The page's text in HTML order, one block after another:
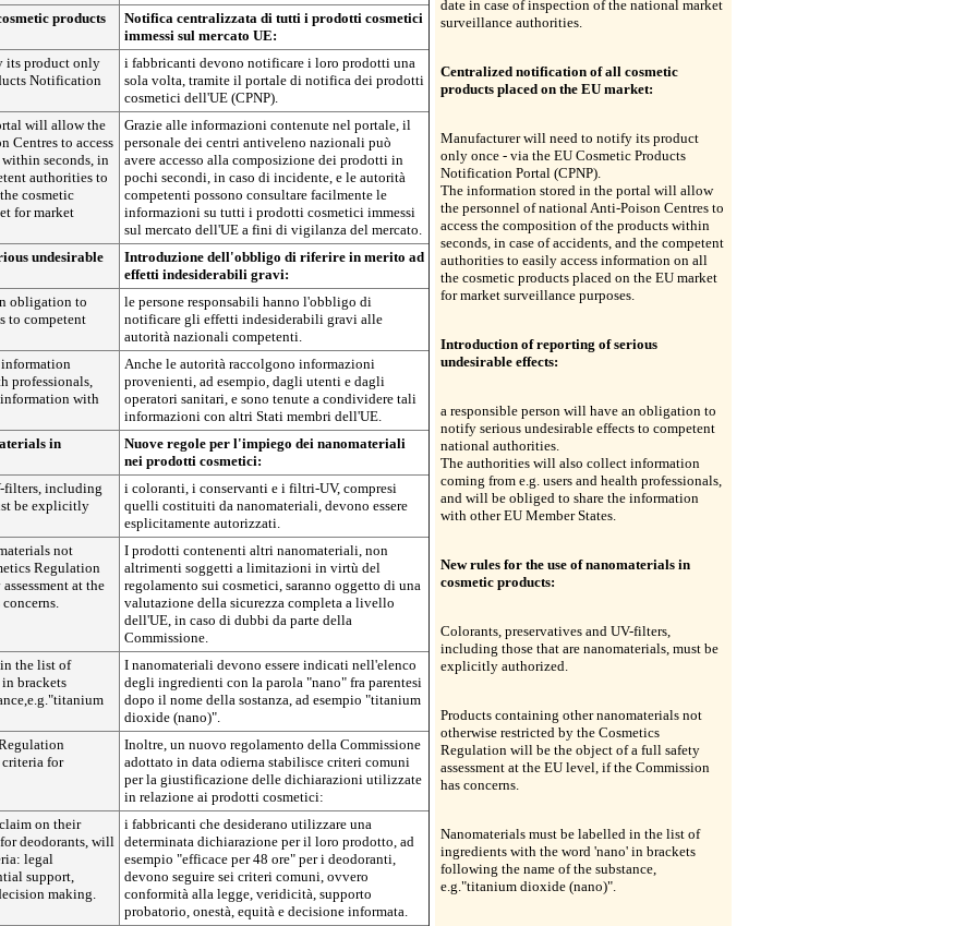
products
Notifica centralizzata di tutti i prodotti cosmetici
immessi sul mercato UE:
its product only
Notification
i fabbricanti devono notificare i loro prodotti una
sola volta, tramite il portale di notifica dei prodotti
cosmetici dell'UE (CPNP).
will allow the
Centres to access
seconds, in
authorities to
cosmetic
for market
Grazie alle informazioni contenute nel portale, il
personale dei centri antiveleno nazionali può
avere accesso alla composizione dei prodotti in
pochi secondi, in caso di incidente, e le autorità
competenti possono consultare facilmente le
informazioni su tutti i prodotti cosmetici immessi
sul mercato dell'UE a fini di vigilanza del mercato.
undesirable
Introduzione dell'obbligo di riferire in merito ad
effetti indesiderabili gravi:
obligation to
to competent
le persone responsabili hanno l'obbligo di
notificare gli effetti indesiderabili gravi alle
autorità nazionali competenti.
professionals,
with
Anche le autorità raccolgono informazioni
provenienti, ad esempio, dagli utenti e dagli
operatori sanitari, e sono tenute a condividere tali
informazioni con altri Stati membri dell'UE.
in
Nuove regole per l'impiego dei nanomateriali
nei prodotti cosmetici:
filters, including
be explicitly
i coloranti, i conservanti e i filtri-UV, compresi
quelli costituiti da nanomateriali, devono essere
esplicitamente autorizzati.
not
Regulation
at the
I prodotti contenenti altri nanomateriali, non
altrimenti soggetti a limitazioni in virtù del
regolamento sui cosmetici, saranno oggetto di una
valutazione della sicurezza completa a livello
dell'UE, in caso di dubbi da parte della
Commissione.
the list of
brackets
I nanomateriali devono essere indicati nell'elenco
degli ingredienti con la parola "nano" fra parentesi
dopo il nome della sostanza, ad esempio "titanium
dioxide (nano)".
criteria for
Inoltre, un nuovo regolamento della Commissione
adottato in data odierna stabilisce criteri comuni
per la giustificazione delle dichiarazioni utilizzate
in relazione ai prodotti cosmetici:
on their
deodorants, will
legal
support,
making.
i fabbricanti che desiderano utilizzare una
determinata dichiarazione per il loro prodotto, ad
esempio "efficace per 48 ore" per i deodoranti,
devono seguire sei criteri comuni, ovvero
conformità alla legge, veridicità, supporto
probatorio, onestà, equità e decisione informata.
date in case of inspection of the national market
surveillance authorities.
Centralized notification of all cosmetic
products placed on the EU market:
Manufacturer will need to notify its product
only once - via the EU Cosmetic Products
Notification Portal (CPNP).
The information stored in the portal will allow
the personnel of national Anti-Poison Centres to
access the composition of the products within
seconds, in case of accidents, and the competent
authorities to easily access information on all
the cosmetic products placed on the EU market
for market surveillance purposes.
Introduction of reporting of serious
undesirable effects:
a responsible person will have an obligation to
notify serious undesirable effects to competent
national authorities.
The authorities will also collect information
coming from e.g. users and health professionals,
and will be obliged to share the information
with other EU Member States.
New rules for the use of nanomaterials in
cosmetic products:
Colorants, preservatives and UV-filters,
including those that are nanomaterials, must be
explicitly authorized.
Products containing other nanomaterials not
otherwise restricted by the Cosmetics
Regulation will be the object of a full safety
assessment at the EU level, if the Commission
has concerns.
Nanomaterials must be labelled in the list of
ingredients with the word 'nano' in brackets
following the name of the substance,
e.g."titanium dioxide (nano)".